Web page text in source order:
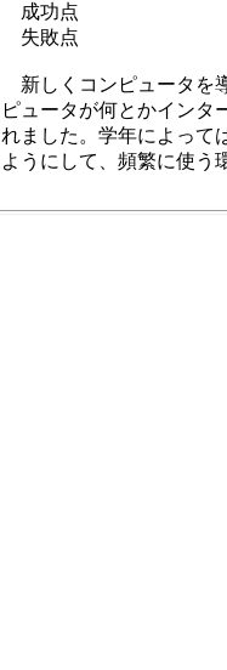
成功点
失敗点
新しくコンピュータを
ピュータが何とかインタ
れました。学年によって
ようにして、頻繁に使う